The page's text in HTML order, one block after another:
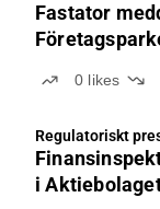
Fastator
0 likes
Regulatoriskt
i